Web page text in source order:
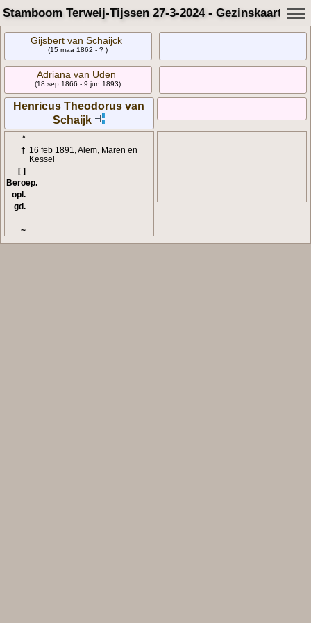
Stamboom Terweij-Tijssen 27-3-2024 - Gezinskaart
Gijsbert van Schaijck
(15 maa 1862 - ? )
Adriana van Uden
(18 sep 1866 - 9 jun 1893)
Henricus Theodorus van
Schaijk
*
† 16 feb 1891, Alem, Maren en
Kessel
[ ]
Beroep.
opl.
gd.
~